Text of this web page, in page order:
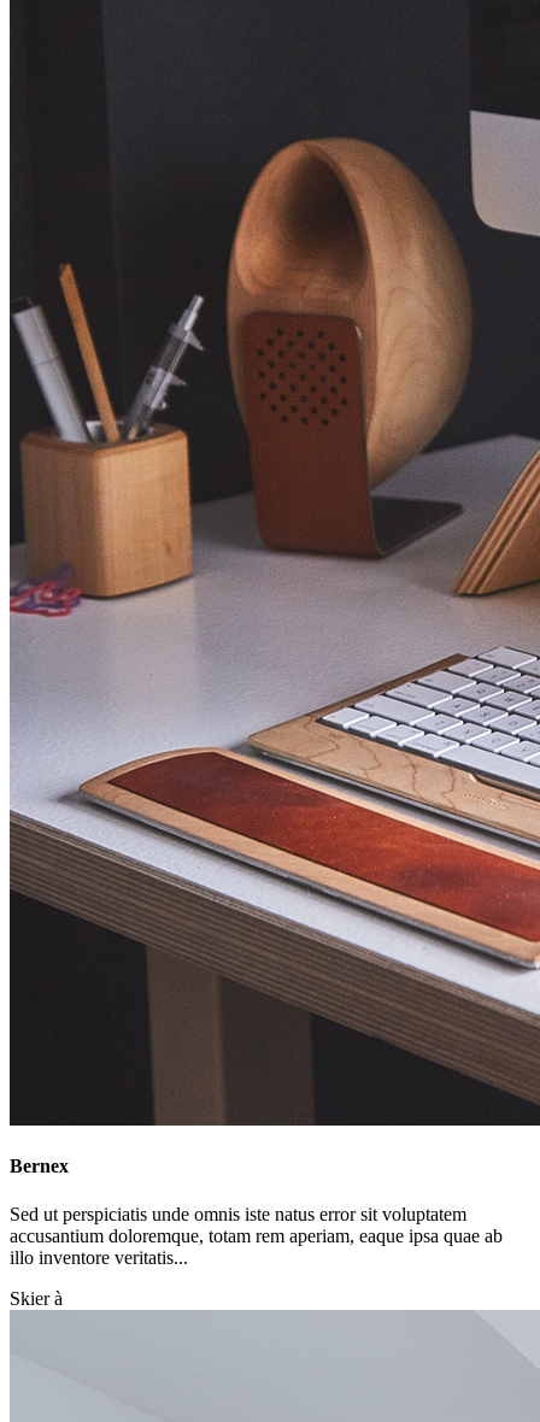
Bernex
Sed ut perspiciatis unde omnis iste natus error sit voluptatem
accusantium doloremque, totam rem aperiam, eaque ipsa quae ab
illo inventore veritatis...
Skier à